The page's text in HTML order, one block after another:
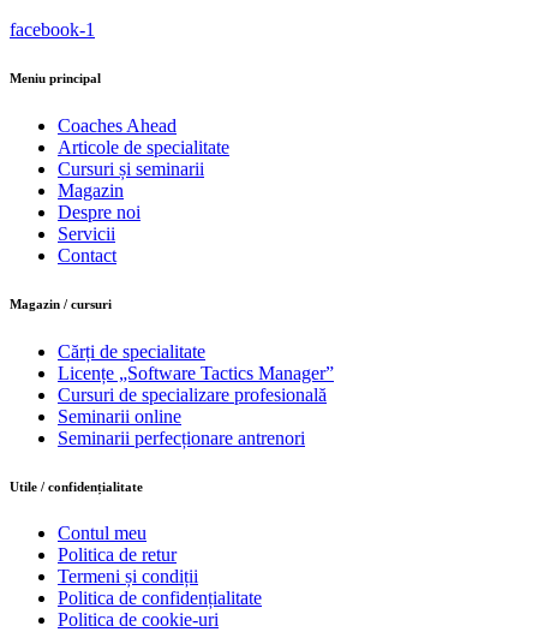
facebook-1
Meniu principal
Coaches Ahead
Articole de specialitate
Cursuri și seminarii
Magazin
Despre noi
Servicii
Contact
Magazin / cursuri
Cărți de specialitate
Licențe „Software Tactics Manager”
Cursuri de specializare profesională
Seminarii online
Seminarii perfecționare antrenori
Utile / confidențialitate
Contul meu
Politica de retur
Termeni și condiții
Politica de confidențialitate
Politica de cookie-uri